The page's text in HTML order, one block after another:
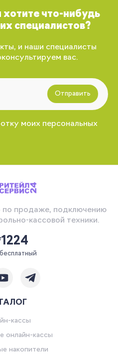
хотите что-нибудь
специалистов?
и наши специалисты
вас.
Отправить
моих персональных
продаже, подключению
кассовой техники.
кассы
онлайн-кассы
накопители